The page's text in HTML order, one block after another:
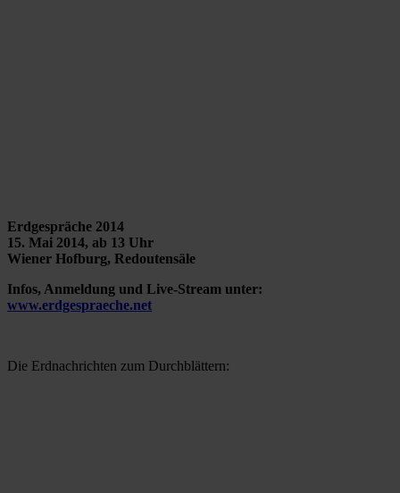
Erdgespräche 2014
15. Mai 2014, ab 13 Uhr
Wiener Hofburg, Redoutensäle
Infos, Anmeldung und Live-Stream unter:
www.erdgespraeche.net
Die Erdnachrichten zum Durchblättern: